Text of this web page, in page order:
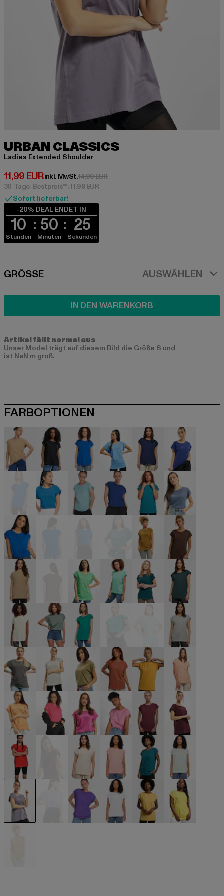
URBAN CLASSICS
Ladies Extended Shoulder
11,99 EUR
Derzeitiger Preis: 11,99 EUR
inkl. MwSt.14,99 EURAktionspreis: 14,99 EUR
30-Tage-Bestpreis**: 11,99 EUR
Sofort lieferbar!
-20% DEAL ENDET IN
10
Stunden
50
Minuten
24
Sekunden
SIZE
GRÖSSE AUSWÄHLEN
IN DEN WARENKORB
Artikel fällt normal aus
Unser Model trägt auf diesem Bild die Größe S und
ist NaN m groß.
FARBOPTIONEN
beige schwarzblau blau blau
blau blau blau
blau blau blau braun braun
braun braun grün grün
grün grün grün grün grün grau
grau grau olive orange orange orange
orange pink pink rot rot
rot rosa rosa türkis türkis